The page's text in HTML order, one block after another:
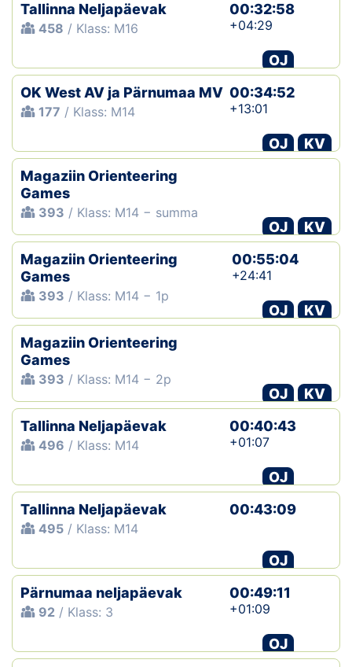
Tallinna Neljapäevak
458 / Klass: M16
00:32:58
+04:29
OJ
OK West AV ja Pärnumaa MV
177 / Klass: M14
00:34:52
+13:01
OJ
KV
Magaziin Orienteering
Games
393 / Klass: M14 − summa
OJ
KV
Magaziin Orienteering
Games
393 / Klass: M14 − 1p
00:55:04
+24:41
OJ
KV
Magaziin Orienteering
Games
393 / Klass: M14 − 2p
OJ
KV
Tallinna Neljapäevak
496 / Klass: M14
00:40:43
+01:07
OJ
Tallinna Neljapäevak
495 / Klass: M14
00:43:09
OJ
Pärnumaa neljapäevak
92 / Klass: 3
00:49:11
+01:09
OJ